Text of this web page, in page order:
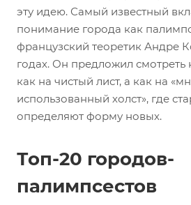
эту идею. Самый известный
понимание города как
французский теоретик Андре
годах. Он предложил
как на чистый лист, а как на
использованный холст», где
определяют форму новых.
Топ-20 городов-
палимпсестов